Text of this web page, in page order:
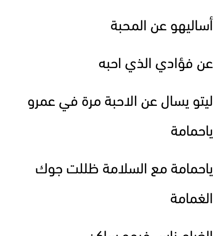
أساليهو عن المحبة
عن فؤادي الذي احبه
ليتو يسال عن الاحبة مرة في عمرو
ياحمامة
ياحمامة مع السلامة ظللت جوك
الغمامة